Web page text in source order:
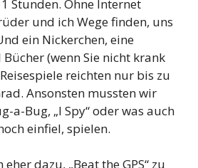
Stunden. Ohne Internet
und ich Wege finden, uns
ein Nickerchen, eine
(wenn Sie nicht krank
reichten nur bis zu
Ansonsten mussten wir
a-Bug, „I Spy“ oder was auch
einfiel, spielen.
dazu, „Beat the GPS“ zu